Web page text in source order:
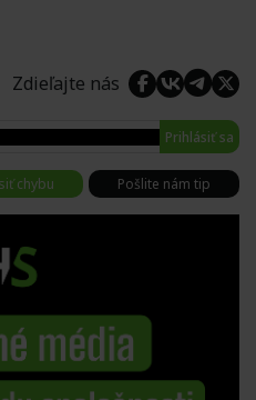
Zdieľajte nás
Prihlásiť sa
chybu Pošlite nám tip